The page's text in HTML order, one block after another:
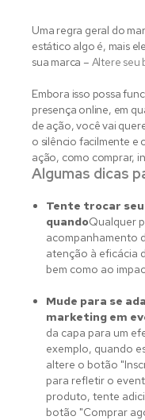
Uma regra geral do
estático algo é, mais
sua marca – Altere seu
Embora isso possa
presença online, em
de ação, você vai
o silêncio facilmente e
ação, como comprar,
Algumas dicas
Tente trocar
quandoQualquer
acompanhamento
atenção à eficácia
bem como ao
Mude para se
marketing em
da capa para um
exemplo, quando
altere o botão
para refletir o
produto, tente
botão "Comprar